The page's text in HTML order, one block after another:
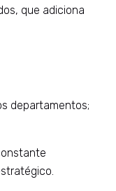
que adiciona
departamentos;